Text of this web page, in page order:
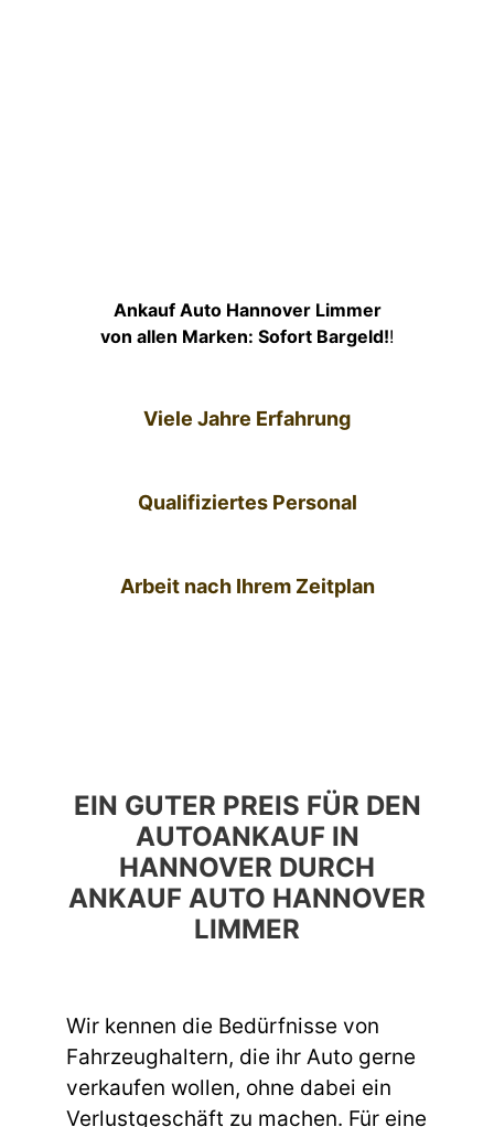
Ankauf Auto Hannover Limmer
von allen Marken: Sofort Bargeld!!
Viele Jahre Erfahrung
Qualifiziertes Personal
Arbeit nach Ihrem Zeitplan
EIN GUTER PREIS FÜR DEN
AUTOANKAUF IN
HANNOVER DURCH
ANKAUF AUTO HANNOVER
LIMMER
Wir kennen die Bedürfnisse von
Fahrzeughaltern, die ihr Auto gerne
verkaufen wollen, ohne dabei ein
Verlustgeschäft zu machen. Für eine